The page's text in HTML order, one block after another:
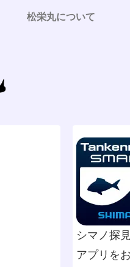
松栄丸について
シマノ探
アプリを